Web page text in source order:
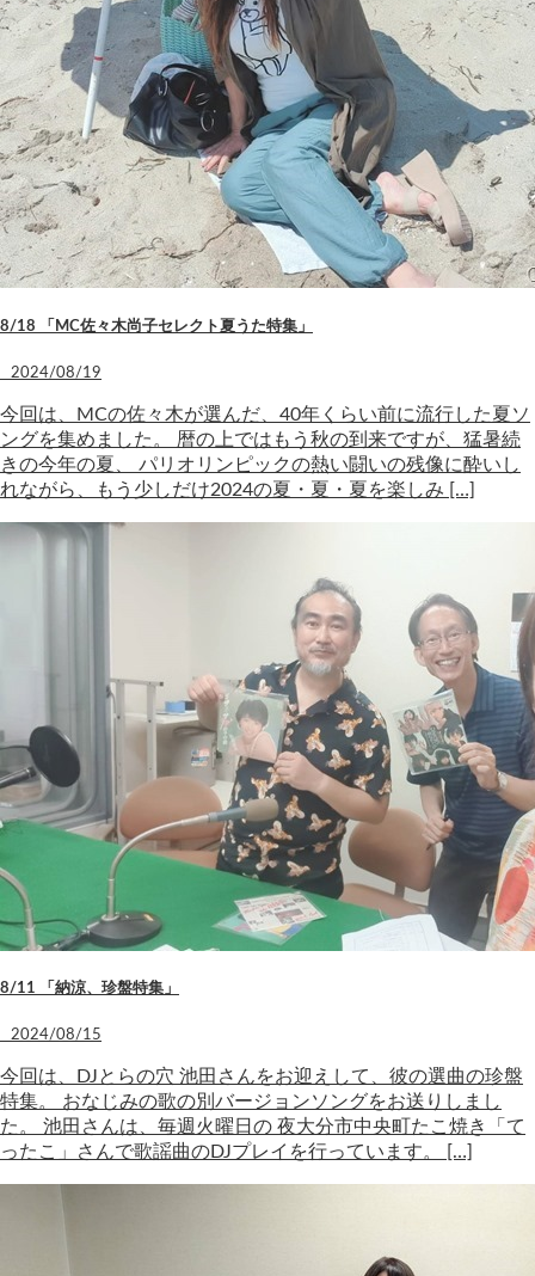
8/18 「MC佐々木尚子セレクト夏うた特集」
2024/08/19
今回は、MCの佐々木が選んだ、40年くらい前に流行した夏ソ
ングを集めました。 暦の上ではもう秋の到来ですが、猛暑続
きの今年の夏、 パリオリンピックの熱い闘いの残像に酔いし
れながら、もう少しだけ2024の夏・夏・夏を楽しみ […]
8/11 「納涼、珍盤特集」
2024/08/15
今回は、DJとらの穴 池田さんをお迎えして、彼の選曲の珍盤
特集。 おなじみの歌の別バージョンソングをお送りしまし
た。 池田さんは、毎週火曜日の 夜大分市中央町たこ焼き「て
ったこ」さんで歌謡曲のDJプレイを行っています。 […]